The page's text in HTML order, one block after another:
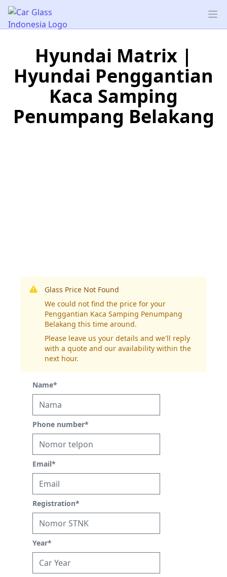
Car Glass Indonesia
Hyundai Matrix |
Hyundai Penggantian
Kaca Samping
Penumpang Belakang
Glass Price Not Found
We could not find the price for your
Penggantian Kaca Samping Penumpang
Belakang this time around.
Please leave us your details and we'll reply
with a quote and our availability within the
next hour.
Name*
Phone number*
Email*
Registration*
Year*